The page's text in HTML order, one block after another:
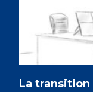
La